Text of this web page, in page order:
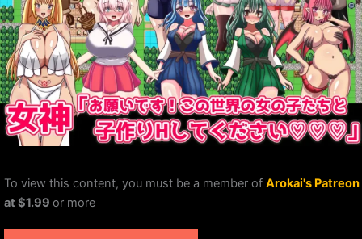
To view this content, you must be a member of Arokai's Patreon
at $1.99 or more